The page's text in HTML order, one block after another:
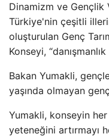
Dinamizm ve Gençlik
Türkiye'nin çeşitli
oluşturulan Genç
Konseyi,
Bakan Yumakli,
yaşında olmayan
Yumakli, konseyin
yeteneğini artırmayı